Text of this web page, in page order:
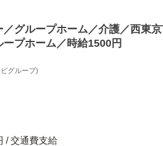
グループホーム／介護／西東
プホーム／時給1500円
グループ)
/ 交通費支給